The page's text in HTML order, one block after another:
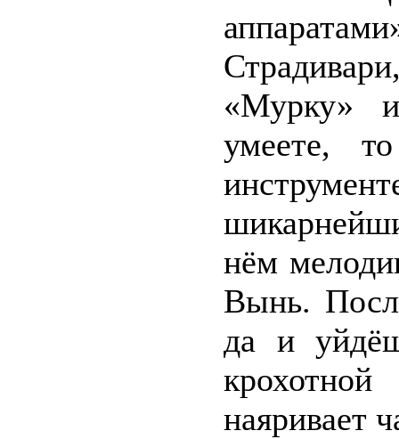
«Мурку»
умеете,
нём
Вынь.
да и
наяривает